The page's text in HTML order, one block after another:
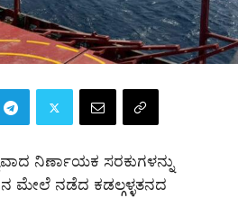
ನಿರ್ಣಾಯಕ ಸರಕುಗಳನ್ನು
ಮೇಲೆ ನಡೆದ ಕಡಲ್ಗಳ್ಳತನದ